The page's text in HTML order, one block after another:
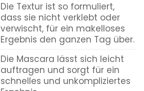
Die Textur ist so formuliert,
dass sie nicht verklebt oder
verwischt, für ein makelloses
Ergebnis den ganzen Tag über.
Die Mascara lässt sich leicht
auftragen und sorgt für ein
schnelles und unkompliziertes